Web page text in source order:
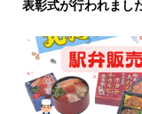
表彰式が行われまし